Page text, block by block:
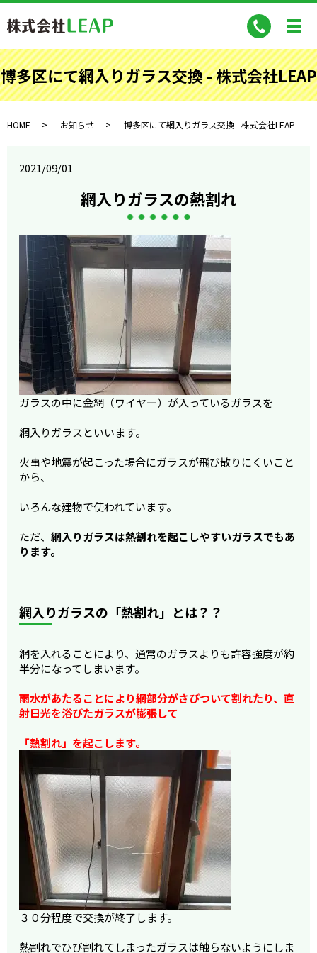
博多区にて網入りガラス交換 - 株式会社LEAP
HOME お知らせ 博多区にて網入りガラス交換 - 株式会社LEAP
2021/09/01
網入りガラスの熱割れ
ガラスの中に金網（ワイヤー）が入っているガラスを
網入りガラスといいます。
火事や地震が起こった場合にガラスが飛び散りにくいこと
から、
いろんな建物で使われています。
ただ、網入りガラスは熱割れを起こしやすいガラスでもあ
ります。
網入りガラスの「熱割れ」とは？？
網を入れることにより、通常のガラスよりも許容強度が約
半分になってしまいます。
雨水があたることにより網部分がさびついて割れたり、直
射日光を浴びたガラスが膨張して
「熱割れ」を起こします。
３０分程度で交換が終了します。
熱割れでひび割れてしまったガラスは触らないようにしま